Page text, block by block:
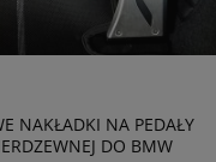
NAKŁADKI NA PEDAŁY
DO BMW